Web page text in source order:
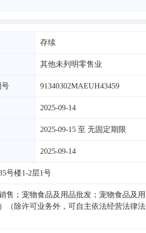
存续
其他未列明零售业
91340302MAEUH43459
2025-09-14
2025-09-15 至 无固定期限
2025-09-14
号楼1-2层1号
售；宠物食品及用品批发；宠物食品及用
（除许可业务外，可自主依法经营法律法